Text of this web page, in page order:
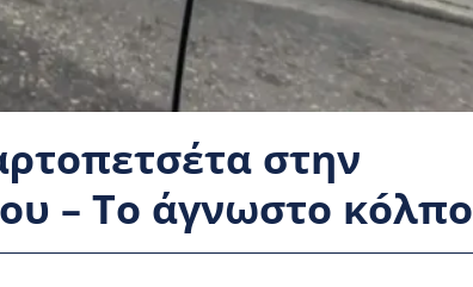
στην
– Το άγνωστо κóλπο